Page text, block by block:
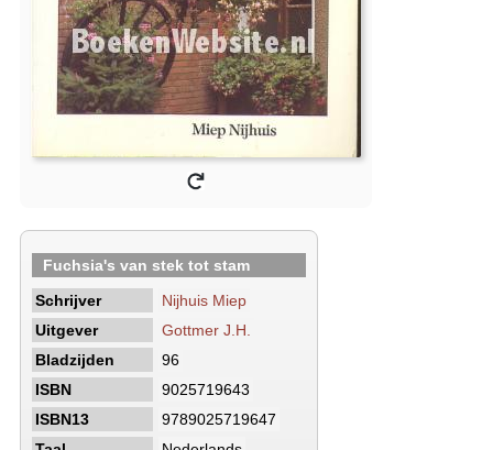
Fuchsia's van stek tot stam
Schrijver
Nijhuis Miep
Uitgever
Gottmer J.H.
Bladzijden
96
ISBN
9025719643
ISBN13
9789025719647